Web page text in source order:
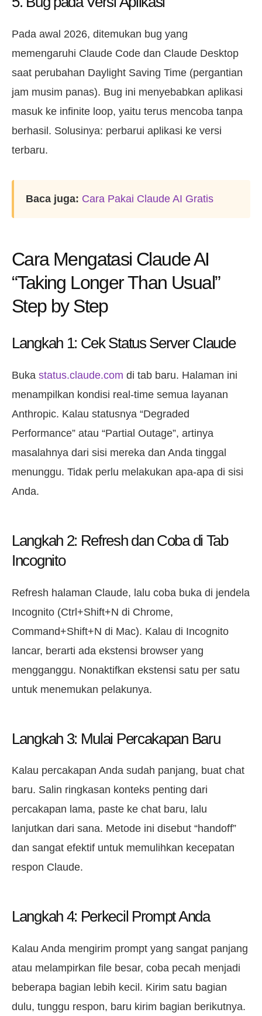
Pada awal 2026, ditemukan bug yang
memengaruhi Claude Code dan Claude Desktop
saat perubahan Daylight Saving Time (pergantian
jam musim panas). Bug ini menyebabkan aplikasi
masuk ke infinite loop, yaitu terus mencoba tanpa
berhasil. Solusinya: perbarui aplikasi ke versi
terbaru.
Baca juga: Cara Pakai Claude AI Gratis
Cara Mengatasi Claude AI
“Taking Longer Than Usual”
Step by Step
Langkah 1: Cek Status Server Claude
Buka status.claude.com di tab baru. Halaman ini
menampilkan kondisi real-time semua layanan
Anthropic. Kalau statusnya “Degraded
Performance” atau “Partial Outage”, artinya
masalahnya dari sisi mereka dan Anda tinggal
menunggu. Tidak perlu melakukan apa-apa di sisi
Anda.
Langkah 2: Refresh dan Coba di Tab
Incognito
Refresh halaman Claude, lalu coba buka di jendela
Incognito (Ctrl+Shift+N di Chrome,
Command+Shift+N di Mac). Kalau di Incognito
lancar, berarti ada ekstensi browser yang
mengganggu. Nonaktifkan ekstensi satu per satu
untuk menemukan pelakunya.
Langkah 3: Mulai Percakapan Baru
Kalau percakapan Anda sudah panjang, buat chat
baru. Salin ringkasan konteks penting dari
percakapan lama, paste ke chat baru, lalu
lanjutkan dari sana. Metode ini disebut “handoff”
dan sangat efektif untuk memulihkan kecepatan
respon Claude.
Langkah 4: Perkecil Prompt Anda
Kalau Anda mengirim prompt yang sangat panjang
atau melampirkan file besar, coba pecah menjadi
beberapa bagian lebih kecil. Kirim satu bagian
dulu, tunggu respon, baru kirim bagian berikutnya.